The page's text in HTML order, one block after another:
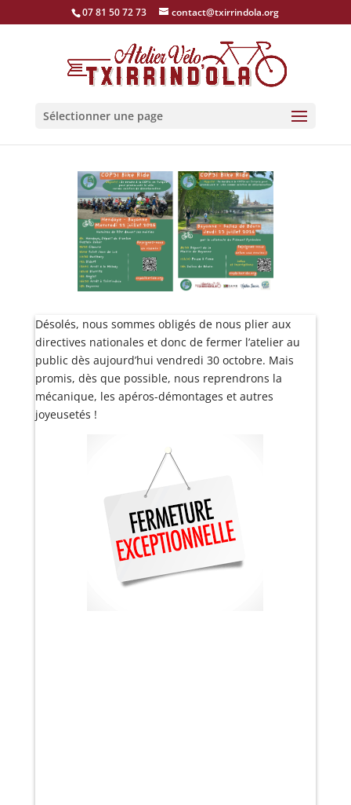
07 81 50 72 73 contact@txirrindola.org
Sélectionner une page
Désolés, nous sommes obligés de nous plier aux
directives nationales et donc de fermer l’atelier au
public dès aujourd’hui vendredi 30 octobre. Mais
promis, dès que possible, nous reprendrons la
mécanique, les apéros-démontages et autres
joyeusetés !